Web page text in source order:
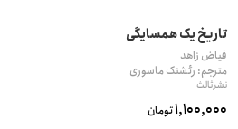
تاریخ یک همسایگی
فیاض زاهد
مترجم: رئشنک ماسوری
نشر ثالث
1,100,000تومان